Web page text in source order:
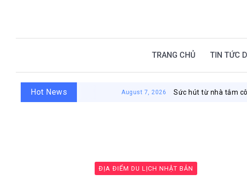
TRANG CHỦ TIN TỨC
Hot News August 7, 2026 Sức hút từ nhà tắm công cộng
ĐỊA ĐIỂM DU LỊCH NHẬT BẢN